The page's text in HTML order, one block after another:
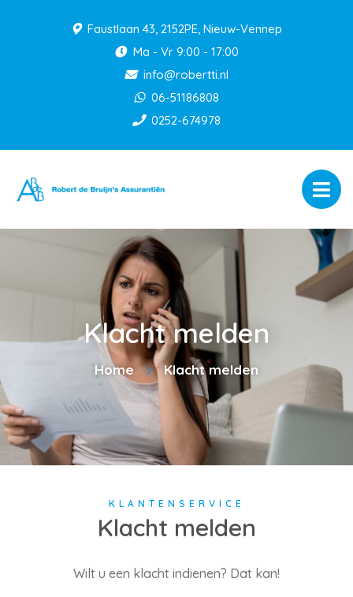
Faustlaan 43, 2152PE, Nieuw-Vennep
Ma - Vr 9:00 - 17:00
info@robertti.nl
06-51186808
0252-674978
Klacht melden
Home Klacht melden
Klacht melden
KLANTENSERVICE
Wilt u een klacht indienen? Dat kan!